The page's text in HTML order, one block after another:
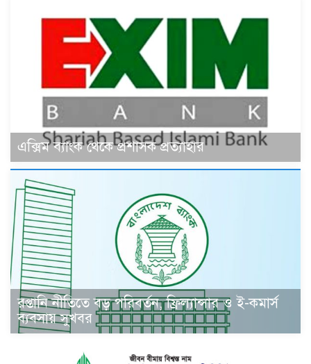
এক্সিম ব্যাংক থেকে প্রশাসক প্রত্যাহার
রপ্তানি নীতিতে বড় পরিবর্তন, ফ্রিল্যান্সার ও ই-কমার্স
ব্যবসায় সুখবর